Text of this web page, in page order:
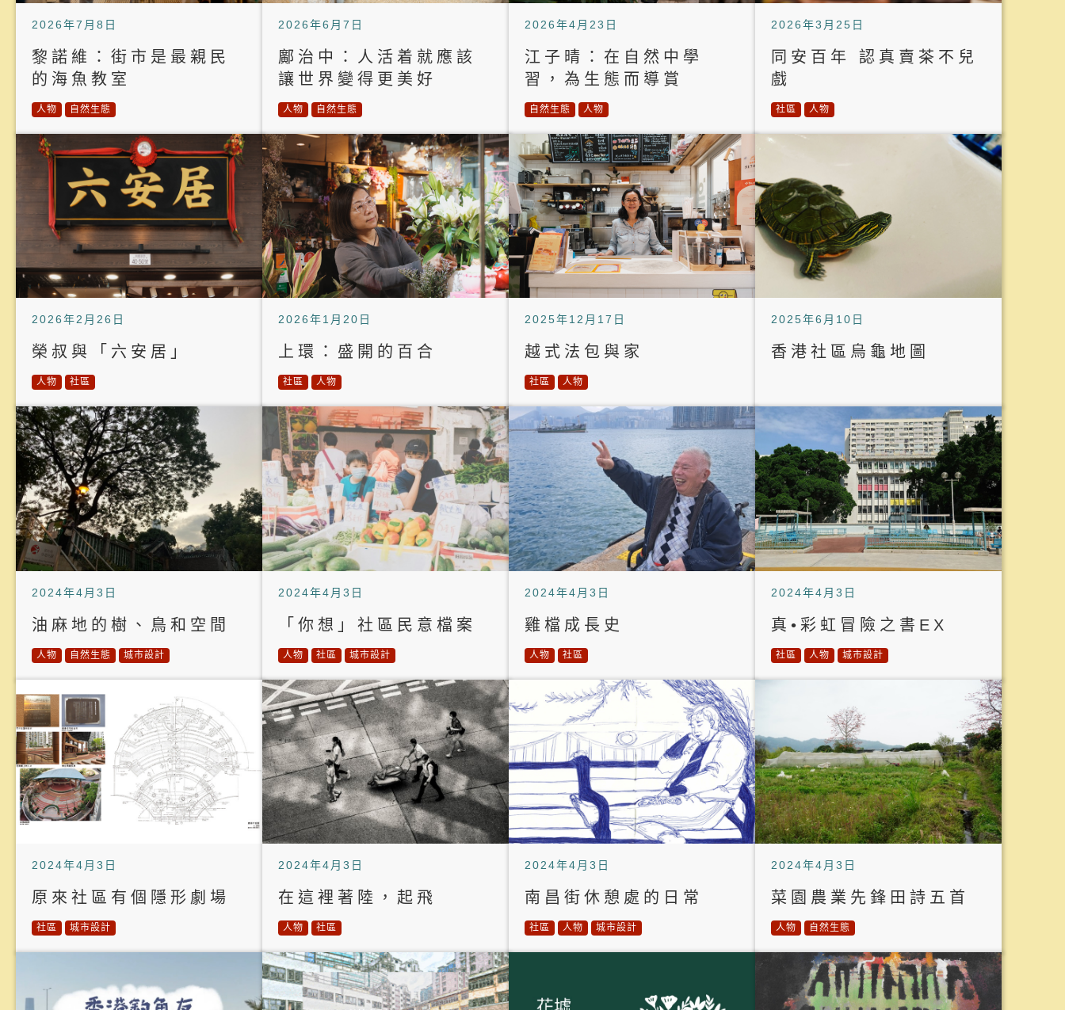
2026年7月8日
黎諾維：街市是最親民
的海魚教室
人物 自然生態
2026年6月7日
鄺治中：人活着就應該
讓世界變得更美好
人物 自然生態
2026年4月23日
江子晴：在自然中學
習，為生態而導賞
自然生態 人物
2026年3月25日
同安百年 認真賣茶不兒
戲
社區 人物
2026年2月26日
榮叔與「六安居」
人物 社區
2026年1月20日
上環：盛開的百合
社區 人物
2025年12月17日
越式法包與家
社區 人物
2025年6月10日
香港社區烏龜地圖
2024年4月3日
油麻地的樹、鳥和空間
人物 自然生態 城市設計
2024年4月3日
「你想」社區民意檔案
人物 社區 城市設計
2024年4月3日
雞檔成長史
人物 社區
2024年4月3日
真•彩虹冒險之書EX
社區 人物 城市設計
2024年4月3日
原來社區有個隱形劇場
社區 城市設計
2024年4月3日
在這裡著陸，起飛
人物 社區
2024年4月3日
南昌街休憩處的日常
社區 人物 城市設計
2024年4月3日
菜園農業先鋒田詩五首
人物 自然生態